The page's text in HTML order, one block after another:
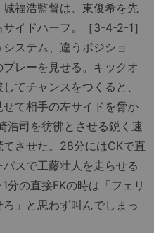
福浩監督は、東俊希を先
イドハーフ。［3-4-2-1］
ステム、違うポジショ
レーを見せる。キックオ
てチャンスをつくると、
て相手の左サイドを脅か
浩司を彷彿とさせる鋭く速
させた。28分にはCKで直
スで工藤壮人を走らせる
の直接FKの時は「フェリ
」と思わず叫んでしまっ